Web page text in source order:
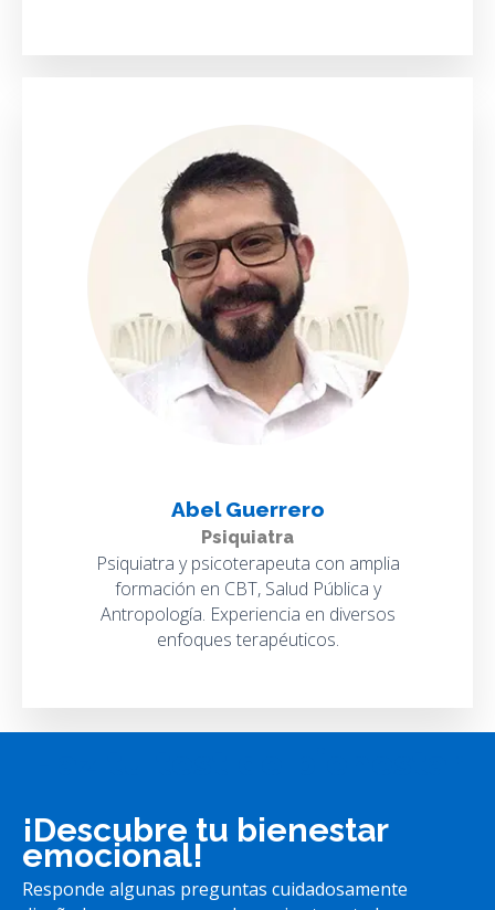
Abel Guerrero
Psiquiatra
Psiquiatra y psicoterapeuta con amplia
formación en CBT, Salud Pública y
Antropología. Experiencia en diversos
enfoques terapéuticos.
¡Descubre tu bienestar
emocional!
Responde algunas preguntas cuidadosamente